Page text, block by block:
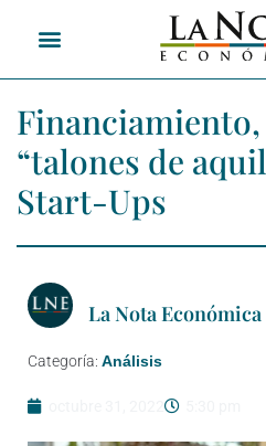
“talones de
Start-Ups
La Nota Económica
Categoría: Análisis